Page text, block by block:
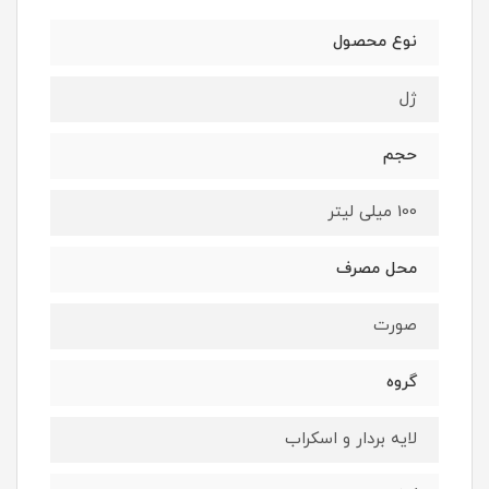
نوع محصول
ژل
حجم
100 میلی لیتر
محل مصرف
صورت
گروه
لایه بردار و اسکراب